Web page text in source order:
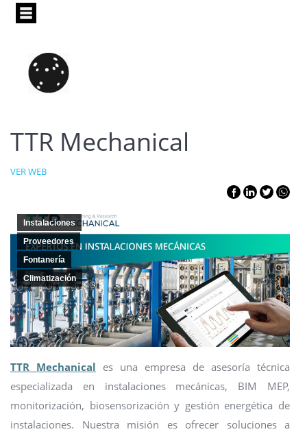
Pasar
principal
TTR Mechanical
VER WEB
Instalaciones
Proveedores
Fontanería
Climatización
TTR Mechanical es una empresa de asesoría técnica
especializada en instalaciones mecánicas, BIM MEP,
monitorización, biosensorización y gestión energética de
instalaciones. Nuestra misión es ofrecer soluciones a